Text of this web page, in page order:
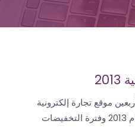
موقع تجارة إلكترونية
وأجريت خلال احتفالات نهاية العام 2013 وفترة التخفيضات